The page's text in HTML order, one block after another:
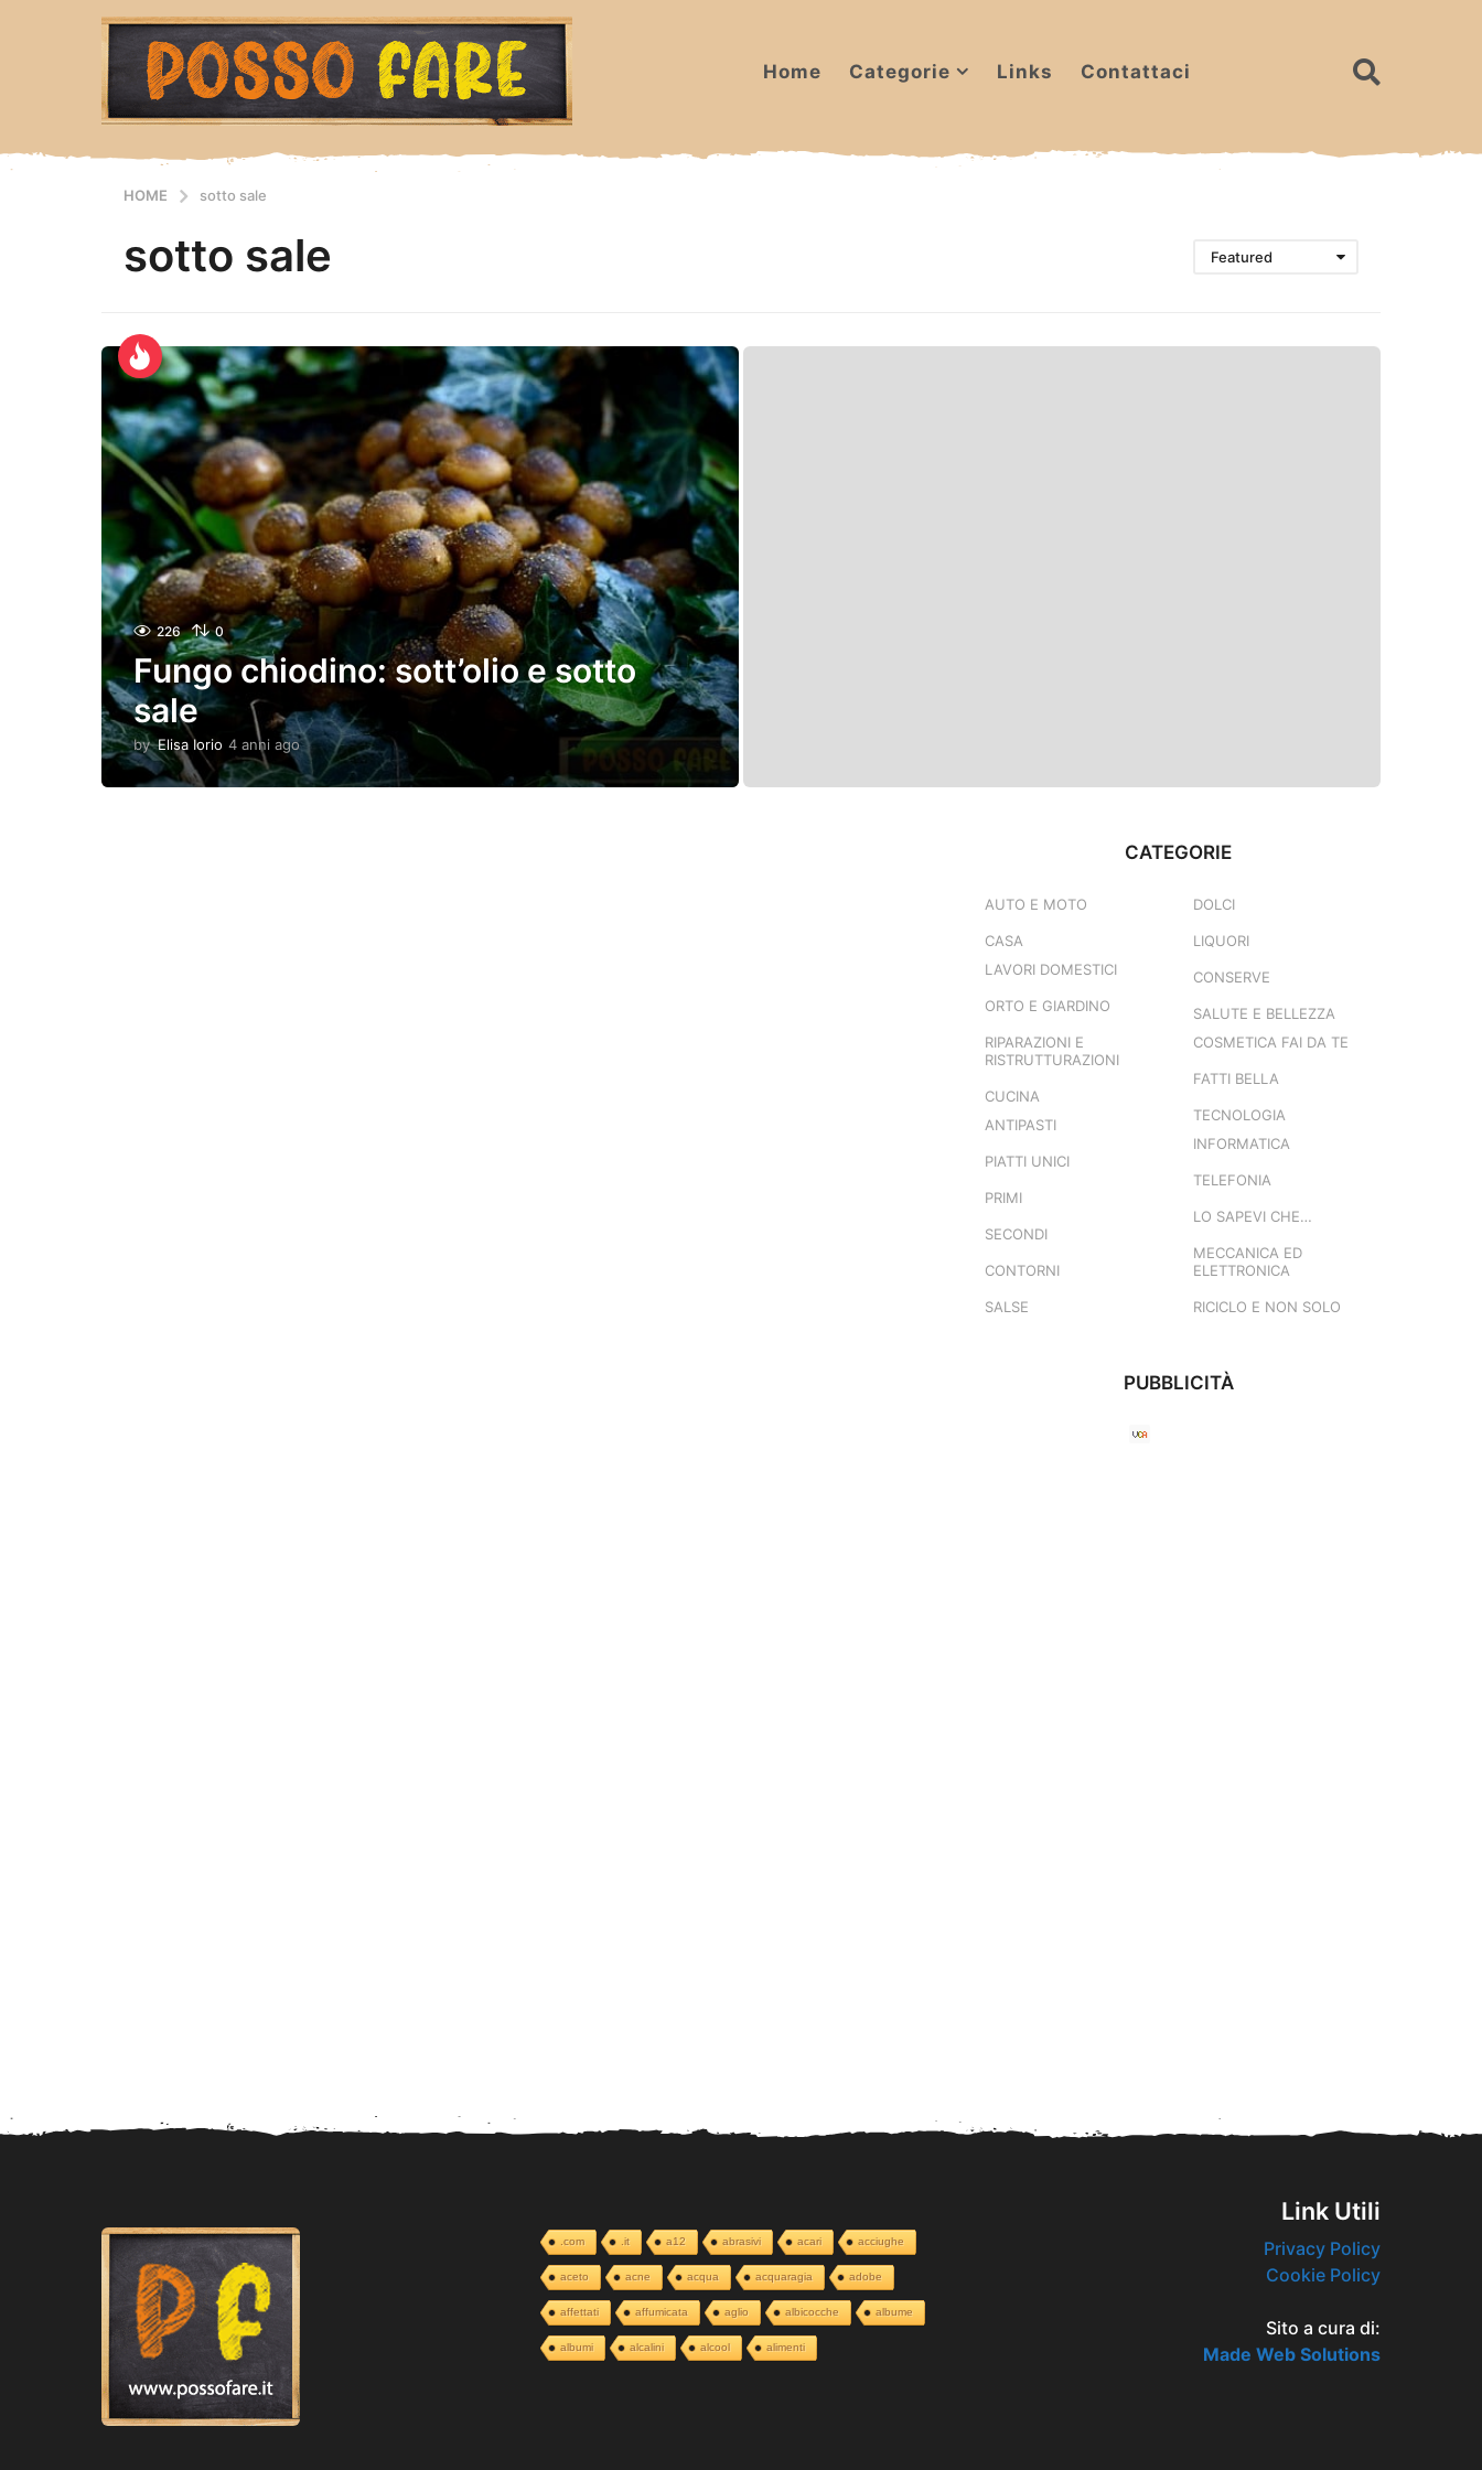
Home Categorie Links Contattaci
HOME sotto sale
sotto sale Featured
226 0
Fungo chiodino: sott’olio e sotto
sale
by Elisa Iorio 4 anni ago4
a
n
CATEGORIE
AUTO E MOTO
CASA
LAVORI DOMESTICI
ORTO E GIARDINO
RIPARAZIONI E
RISTRUTTURAZIONI
CUCINA
ANTIPASTI
PIATTI UNICI
PRIMI
SECONDI
CONTORNI
SALSE
DOLCI
LIQUORI
CONSERVE
SALUTE E BELLEZZA
COSMETICA FAI DA TE
FATTI BELLA
TECNOLOGIA
INFORMATICA
TELEFONIA
LO SAPEVI CHE…
MECCANICA ED
ELETTRONICA
RICICLO E NON SOLO
PUBBLICITÀ
.com .it a12 abrasivi acari acciughe
aceto acne acqua acquaragia adobe
affettati affumicata aglio albicocche albume
albumi alcalini alcool alimenti
Link Utili
Privacy Policy
Cookie Policy
Sito a cura di:
Made Web Solutions